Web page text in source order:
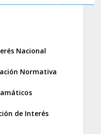
Nacional
Normativa
de Interés